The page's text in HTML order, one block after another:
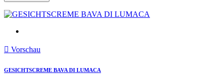
 Vorschau
GESICHTSCREME BAVA DI LUMACA